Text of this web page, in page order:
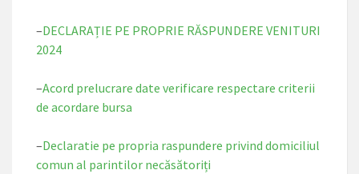
–DECLARAȚIE PE PROPRIE RĂSPUNDERE VENITURI
2024
–Acord prelucrare date verificare respectare criterii
de acordare bursa
–Declaratie pe propria raspundere privind domiciliul
comun al parintilor necăsătoriți